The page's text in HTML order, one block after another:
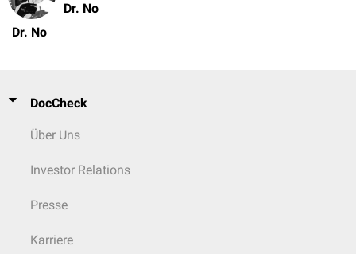
Dr. No
Dr. No
DocCheck
Über Uns
Investor Relations
Presse
Karriere